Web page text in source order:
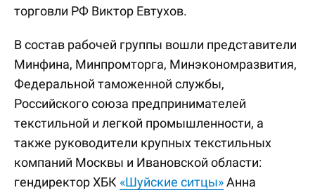
торговли РФ Виктор Евтухов.
В состав рабочей группы вошли представители
Минфина, Минпромторга, Минэкономразвития,
Федеральной таможенной службы,
Российского союза предпринимателей
текстильной и легкой промышленности, а
также руководители крупных текстильных
компаний Москвы и Ивановской области:
гендиректор ХБК «Шуйские ситцы»Анна